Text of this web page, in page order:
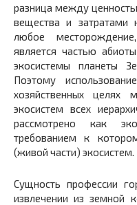
разница между
вещества и затратами
любое
является частью
экосистемы планеты
Поэтому
хозяйственных целях
экосистем всех
рассмотрено как
требованием к
(живой части) экосистем.
Сущность профессии
извлечении из земной